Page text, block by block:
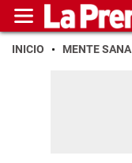
INICIO MENTE SANA